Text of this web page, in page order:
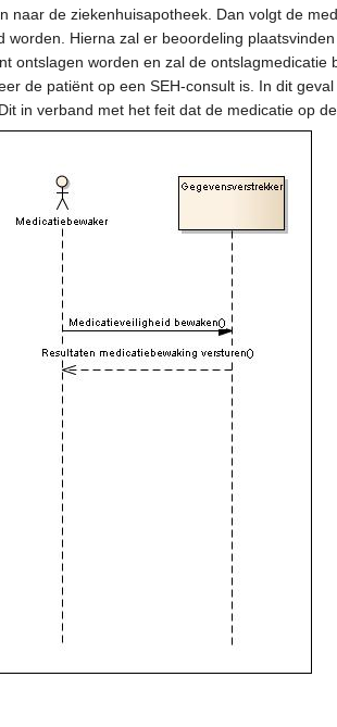
de ziekenhuisapotheek. Dan volgt de
Hierna zal er beoordeling
ontslagen worden en zal de
de patiënt op een SEH-consult is. In dit
in verband met het feit dat de medicatie op